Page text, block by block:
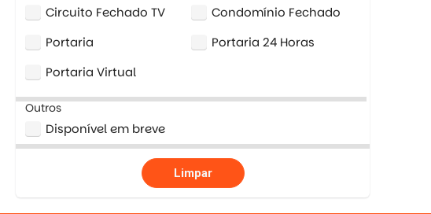
Circuito Fechado TV
Condomínio Fechado
Portaria
Portaria 24 Horas
Portaria Virtual
Outros
Disponível em breve
Limpar